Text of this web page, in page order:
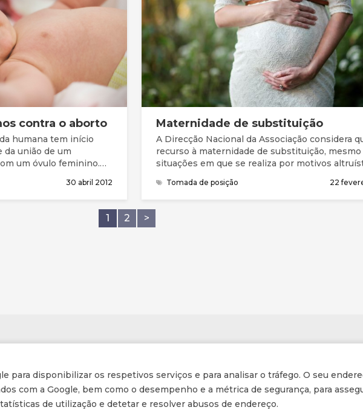
para disponibilizar os respetivos serviços e para analisar o tráfego. O seu
com a Google, bem como o desempenho e a métrica de segurança, para
de utilização e detetar e resolver abusos de endereço.
contra o aborto
humana tem início
da união de um
um óvulo feminino.
de modo que a
denominada ovo ou
genética necessária
do novo ser humano.
30 abril 2012
Maternidade de substituição
A Direcção Nacional da Associação considera
recurso à maternidade de substituição, mesmo
situações em que se realiza por motivos
problemas éticos e morais, na medida em que
em risco a integridade física e mental da futura
Tomada de posição 22
1 2 >
Cristãos
16-B
Inscrição na Newsletter
Tornar-se membro